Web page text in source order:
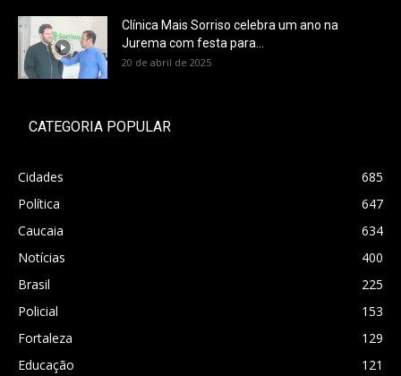
Clínica Mais Sorriso celebra um ano na
Jurema com festa para...
20 de abril de 2025
CATEGORIA POPULAR
Cidades
685
Política
647
Caucaia
634
Notícias
400
Brasil
225
Policial
153
Fortaleza
129
Educação
121